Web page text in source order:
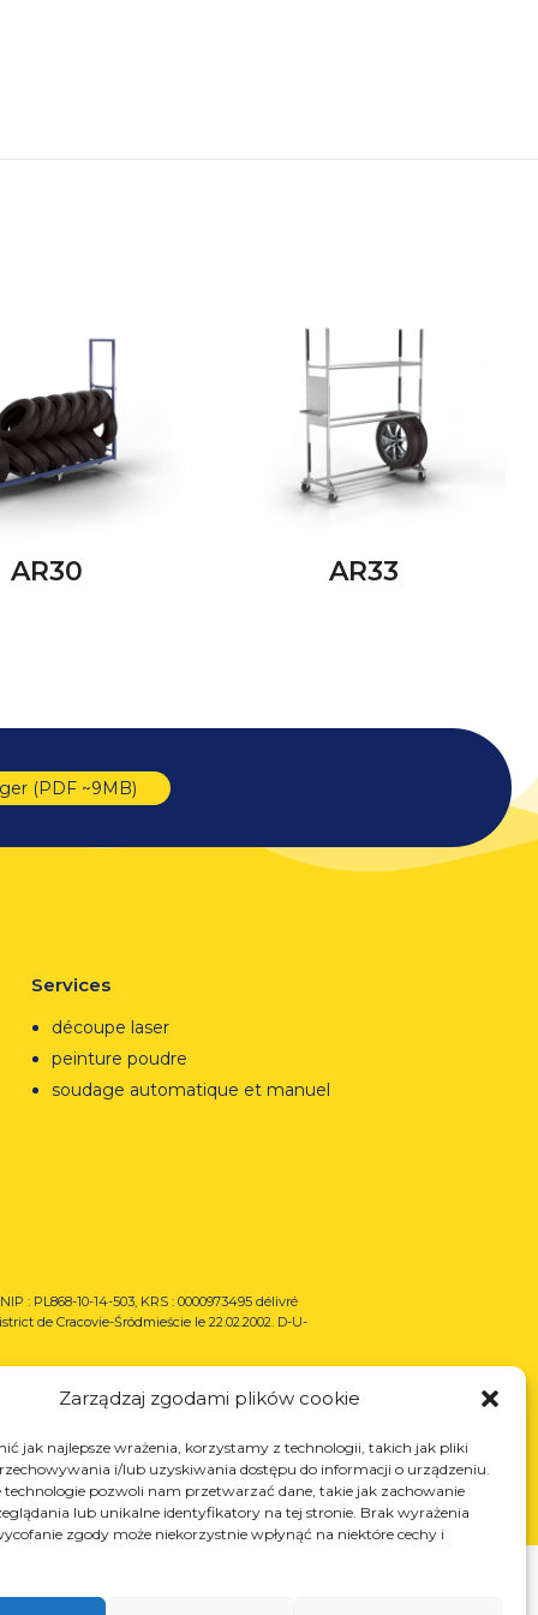
Zarządzaj zgodami plików cookie
jak najlepsze wrażenia, korzystamy z technologii, takich jak pliki
i/lub uzyskiwania dostępu do informacji o urządzeniu.
technologie pozwoli nam przetwarzać dane, takie jak zachowanie
lub unikalne identyfikatory na tej stronie. Brak wyrażenia
zgody może niekorzystnie wpłynąć na niektóre cechy i
AR30 AR33
(PDF ~9MB)
Services
découpe laser
peinture poudre
soudage automatique et manuel
NIP : PL868-10-14-503, KRS : 0000973495 délivré
de Cracovie-Śródmieście le 22.02.2002. D-U-